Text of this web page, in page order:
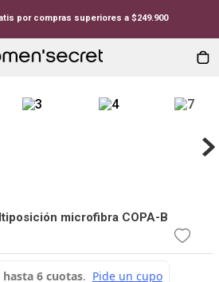
por compras superiores a $249.900
microfibra COPA-B